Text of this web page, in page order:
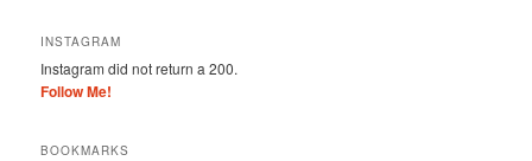
INSTAGRAM
Instagram did not return a 200.
Follow Me!
BOOKMARKS